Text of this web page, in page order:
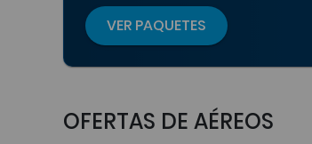
VER PAQUETES
OFERTAS DE AÉREOS